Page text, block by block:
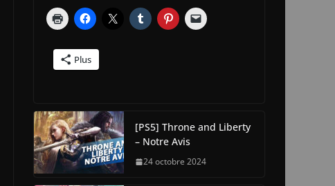
Plus
[PS5] Throne and Liberty
– Notre Avis
24 octobre 2024